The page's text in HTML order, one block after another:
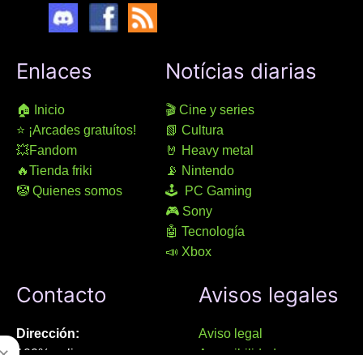
Enlaces
🏠 Inicio
⭐ ¡Arcades gratuítos!
💥Fandom
🔥Tienda friki
🤡 Quienes somos
Notícias diarias
🎬 Cine y series
📗 Cultura
🤘 Heavy metal
📡 Nintendo
🕹 PC Gaming
🎮 Sony
🤖 Tecnología
📣 Xbox
Contacto
Dirección:
Avisos legales
Aviso legal